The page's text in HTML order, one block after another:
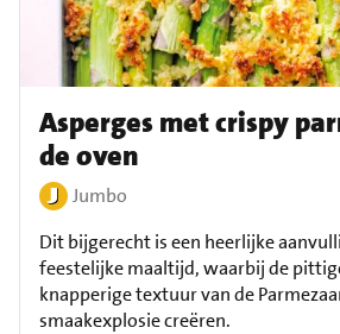
Asperges met crispy
de oven
Jumbo
Dit bijgerecht is een heerlijke
feestelijke maaltijd, waarbij de
knapperige textuur van de
smaakexplosie creëren.